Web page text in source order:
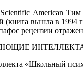
American
(книга вышла в
рецензии
«Школьный